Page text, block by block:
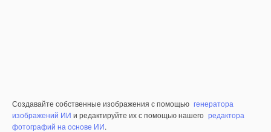
Создавайте собственные изображения с помощью генератора
изображений ИИ и редактируйте их с помощью нашего редактора
фотографий на основе ИИ.